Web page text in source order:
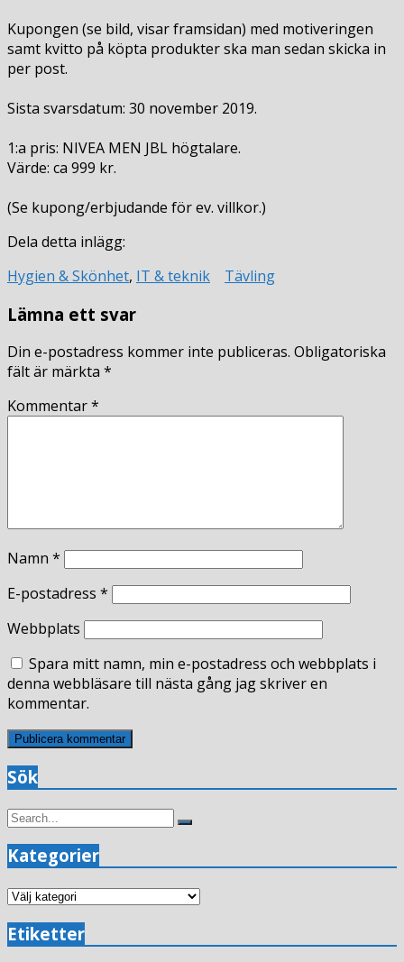
Kupongen (se bild, visar framsidan) med motiveringen
samt kvitto på köpta produkter ska man sedan skicka in
per post.
Sista svarsdatum: 30 november 2019.
1:a pris: NIVEA MEN JBL högtalare.
Värde: ca 999 kr.
(Se kupong/erbjudande för ev. villkor.)
Dela detta inlägg:
Hygien & Skönhet, IT & teknik Tävling
Lämna ett svar
Din e-postadress kommer inte publiceras. Obligatoriska
fält är märkta *
Kommentar*
Namn *
E-postadress *
Webbplats
Spara mitt namn, min e-postadress och webbplats i
denna webbläsare till nästa gång jag skriver en
kommentar.
Sök
Search
Search
Kategorier
Kategorier
Etiketter